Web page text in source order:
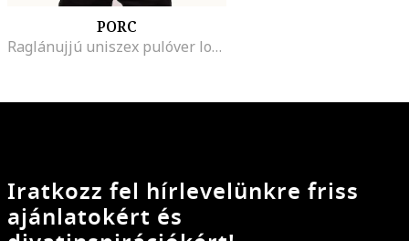
PORC
Raglánujjú uniszex pulóver logóval, Piros
Iratkozz fel hírlevelünkre friss
ajánlatokért és